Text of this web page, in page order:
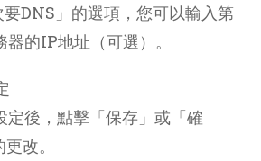
要DNS」的選項，您可以輸入第
的IP地址（可選）。
定後，點擊「保存」或「確
改。